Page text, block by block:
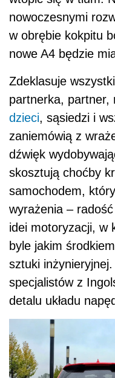
nowoczesnymi
w obrębie kokpitu
nowe A4 będzie
Zdeklasuje
partnerka, partner,
dzieci, sąsiedzi i
zaniemówią z
dźwięk
skosztują choćby
samochodem,
wyrażenia –
idei motoryzacji, w
byle jakim
sztuki
specjalistów z
detalu układu